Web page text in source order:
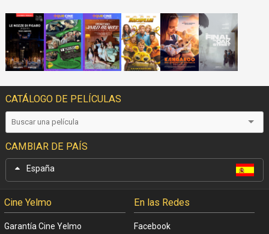
CATÁLOGO DE PELÍCULAS
CAMBIAR DE PAÍS
España
Cine Yelmo
Garantía Cine Yelmo
En las Redes
Facebook